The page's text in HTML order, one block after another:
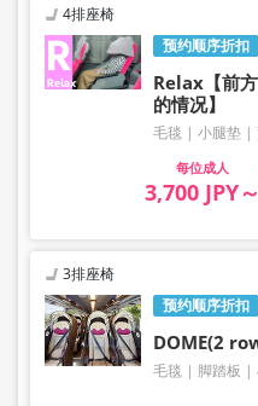
预约顺序折扣
4排座椅
Relax【前
的情况】
毛毯 小腿垫
成人
3,700 JPY～
预约顺序折扣
3排座椅
DOME(2
毛毯 脚踏板